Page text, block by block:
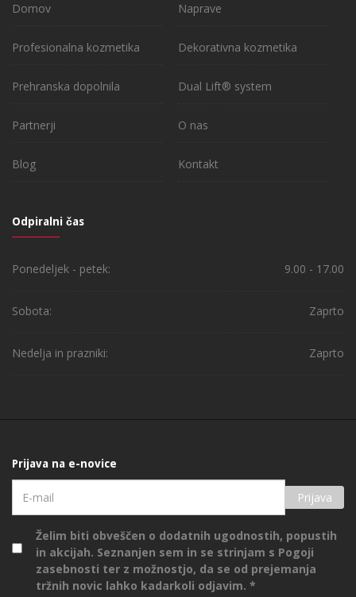
Domov Naprave
Profesionalna kozmetika Dekorativna kozmetika
Prehranska dopolnila Dual Lift® system
Partnerji O nas
Blog Kontakt
Odpiralni čas
Ponedeljek - petek: 9.00 - 17.00
Sobota: Zaprto
Nedelja in prazniki: Zaprto
Prijava na e-novice
Prijava
Želim biti obveščen o dodatnih ugodnostih, popustih
in akcijah. Seznanjen sem in se strinjam s Pogoji
zasebnosti ter z možnostjo, da se od prejemanja
tržnih novic lahko kadarkoli odjavim.